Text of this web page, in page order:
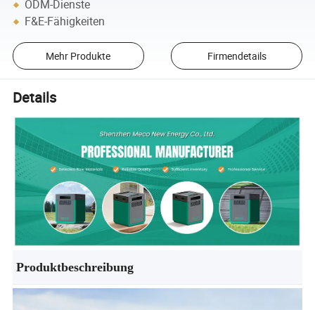
ODM-Dienste
F&E-Fähigkeiten
Mehr Produkte Firmendetails
Details
Produktbeschreibung